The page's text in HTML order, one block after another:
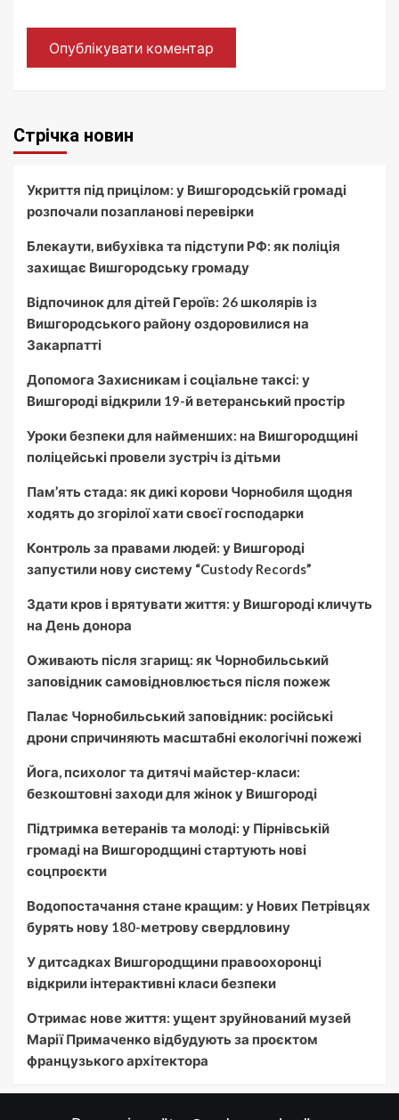
Стрічка новин
Укриття під прицілом: у Вишгородській громаді
розпочали позапланові перевірки
Блекаути, вибухівка та підступи РФ: як поліція
захищає Вишгородську громаду
Відпочинок для дітей Героїв: 26 школярів із
Вишгородського району оздоровилися на
Закарпатті
Допомога Захисникам і соціальне таксі: у
Вишгороді відкрили 19-й ветеранський простір
Уроки безпеки для найменших: на Вишгородщині
поліцейські провели зустріч із дітьми
Пам’ять стада: як дикі корови Чорнобиля щодня
ходять до згорілої хати своєї господарки
Контроль за правами людей: у Вишгороді
запустили нову систему “Custody Records”
Здати кров і врятувати життя: у Вишгороді кличуть
на День донора
Оживають після згарищ: як Чорнобильський
заповідник самовідновлюється після пожеж
Палає Чорнобильський заповідник: російські
дрони спричиняють масштабні екологічні пожежі
Йога, психолог та дитячі майстер-класи:
безкоштовні заходи для жінок у Вишгороді
Підтримка ветеранів та молоді: у Пірнівській
громаді на Вишгородщині стартують нові
соцпроєкти
Водопостачання стане кращим: у Нових Петрівцях
бурять нову 180-метрову свердловину
У дитсадках Вишгородщини правоохоронці
відкрили інтерактивні класи безпеки
Отримає нове життя: ущент зруйнований музей
Марії Примаченко відбудують за проєктом
французького архітектора